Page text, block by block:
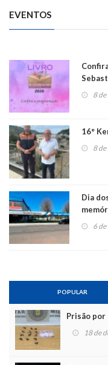
EVENTOS
8
16°
8
Dia
6
POPULAR
Prisão
18 de